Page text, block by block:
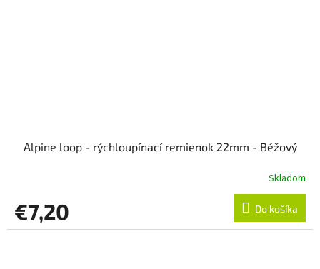
Alpine loop - rýchloupínací remienok 22mm - Béžový
Skladom
€7,20 Do košíka